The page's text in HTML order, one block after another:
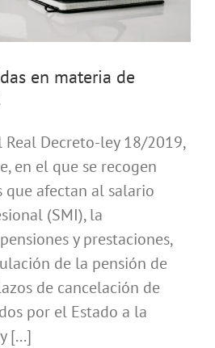
en materia de
Real Decreto-ley 18/2019,
en el que se recogen
que afectan al salario
(SMI), la
y prestaciones,
de la pensión de
de cancelación de
por el Estado a la
[...]